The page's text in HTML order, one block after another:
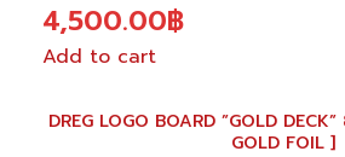
4,500.00฿
Add to cart
DREG LOGO BOARD ”GOLD
GOLD FOIL ]